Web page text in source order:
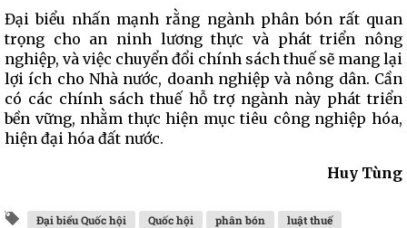
Đại biểu nhấn mạnh rằng ngành phân bón rất quan
trọng cho an ninh lương thực và phát triển nông
nghiệp, và việc chuyển đổi chính sách thuế sẽ mang lại
lợi ích cho Nhà nước, doanh nghiệp và nông dân. Cần
có các chính sách thuế hỗ trợ ngành này phát triển
bền vững, nhằm thực hiện mục tiêu công nghiệp hóa,
hiện đại hóa đất nước.
Huy Tùng
Đại biểu Quốc hội Quốc hội phân bón
luật thuế